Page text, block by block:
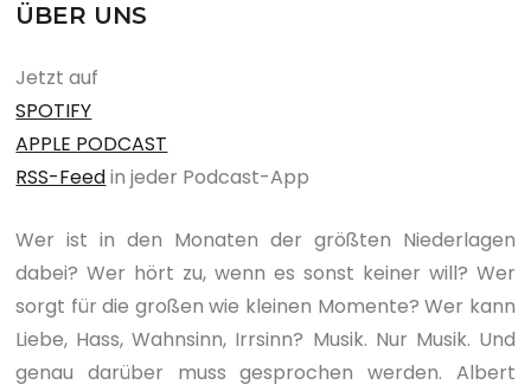
ÜBER UNS
Jetzt auf
SPOTIFY
APPLE PODCAST
RSS-Feedin jeder Podcast-App
Wer ist in den Monaten der größten Niederlagen
dabei? Wer hört zu, wenn es sonst keiner will? Wer
sorgt für die großen wie kleinen Momente? Wer kann
Liebe, Hass, Wahnsinn, Irrsinn? Musik. Nur Musik. Und
genau darüber muss gesprochen werden. Albert